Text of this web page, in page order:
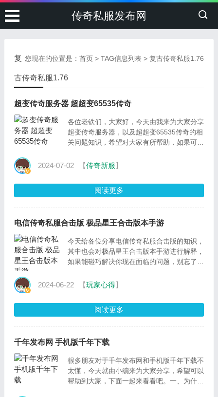
传奇私服发布网
您现在的位置是：首页 > TAG信息列表 > 复古传奇私服1.76
复
古传奇私服1.76
超变传奇服务器 超超变65535传奇
各位老铁们，大家好，今天由我来为大家分享
超变传奇服务器，以及超超变65535传奇的相
关问题知识，希望对大家有所帮助，如果可以
是我们最大的动
2024-07-02 【传奇新服】
阅读更多
电信传奇私服合击版 极品星王合击版本手游
今天给各位分享电信传奇私服合击版的知识，
其中也会对极品星王合击版本手游进行解释，
如果能碰巧解决你现在面临的问题，别忘了关
要什么
2024-06-22 【玩家心得】
阅读更多
千年发布网 手机版千年下载
很多朋友对于千年发布网和手机版千年下载不
太懂，今天就由小编来为大家分享，希望可以
帮助到大家，下面一起来看看吧。一、为什么